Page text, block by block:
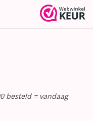
besteld = vandaag